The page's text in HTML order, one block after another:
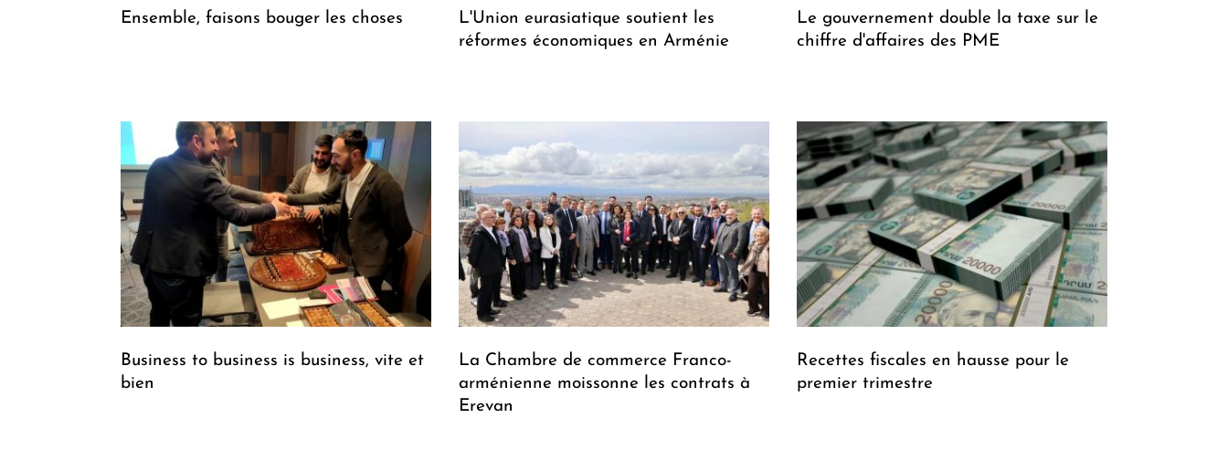
Ensemble, faisons bouger les choses
L'Union eurasiatique soutient les
réformes économiques en Arménie
Le gouvernement double la taxe sur le
chiffre d'affaires des PME
Business to business is business, vite et
bien
La Chambre de commerce Franco-
arménienne moissonne les contrats à
Erevan
Recettes fiscales en hausse pour le
premier trimestre